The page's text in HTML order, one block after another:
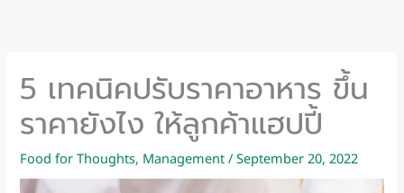
5 เทคนิคปรับราคาอาหาร ขึ้น
ราคายังไง ให้ลูกค้าแฮปปี้
Food for Thoughts, Management/September 20, 2022